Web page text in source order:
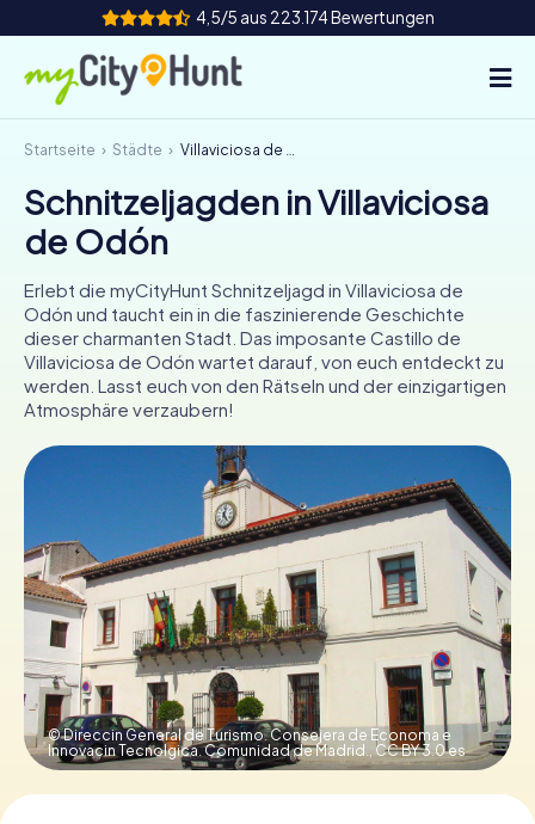
4,5/5 aus 223.174 Bewertungen
So funktioniert's
Städte
Teamevent
Tickets
Tickets buchen
Gutscheine bestellen
Startseite Städte Villaviciosa de Odón
Schnitzeljagden in Villaviciosa
de Odón
Erlebt die myCityHunt Schnitzeljagd in Villaviciosa de
Odón und taucht ein in die faszinierende Geschichte
dieser charmanten Stadt. Das imposante Castillo de
Villaviciosa de Odón wartet darauf, von euch entdeckt zu
werden. Lasst euch von den Rätseln und der einzigartigen
Atmosphäre verzaubern!
© Direccin General de Turismo. Consejera de Economa e
Innovacin Tecnolgica. Comunidad de Madrid., CC BY 3.0 es